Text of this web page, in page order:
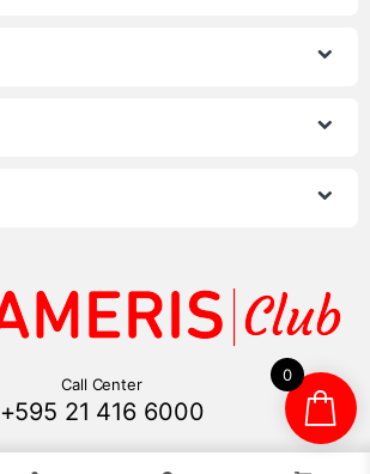
Call Center
+595 21 416 6000
0